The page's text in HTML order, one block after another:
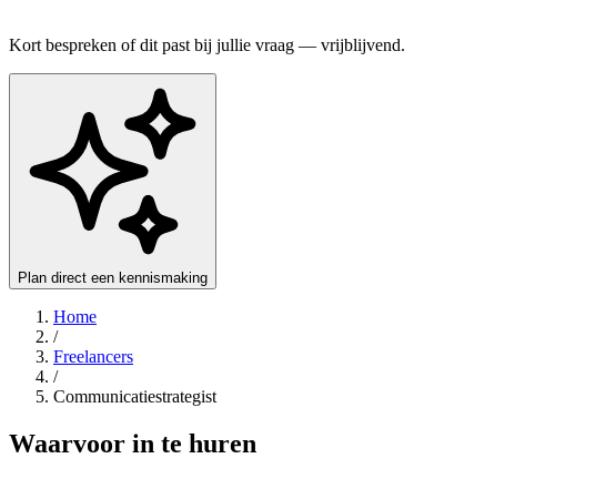
Kort bespreken of dit past bij jullie vraag — vrijblijvend.
Plan direct een kennismaking
Home
/
Freelancers
/
Communicatiestrategist
Waarvoor in te huren